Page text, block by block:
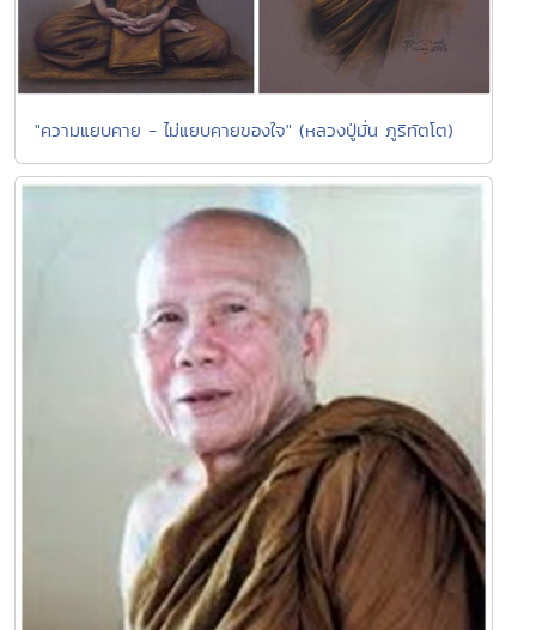
"ความแยบคาย - ไม่แยบคายของใจ" (หลวงปู่มั่น ภูริทัตโต)